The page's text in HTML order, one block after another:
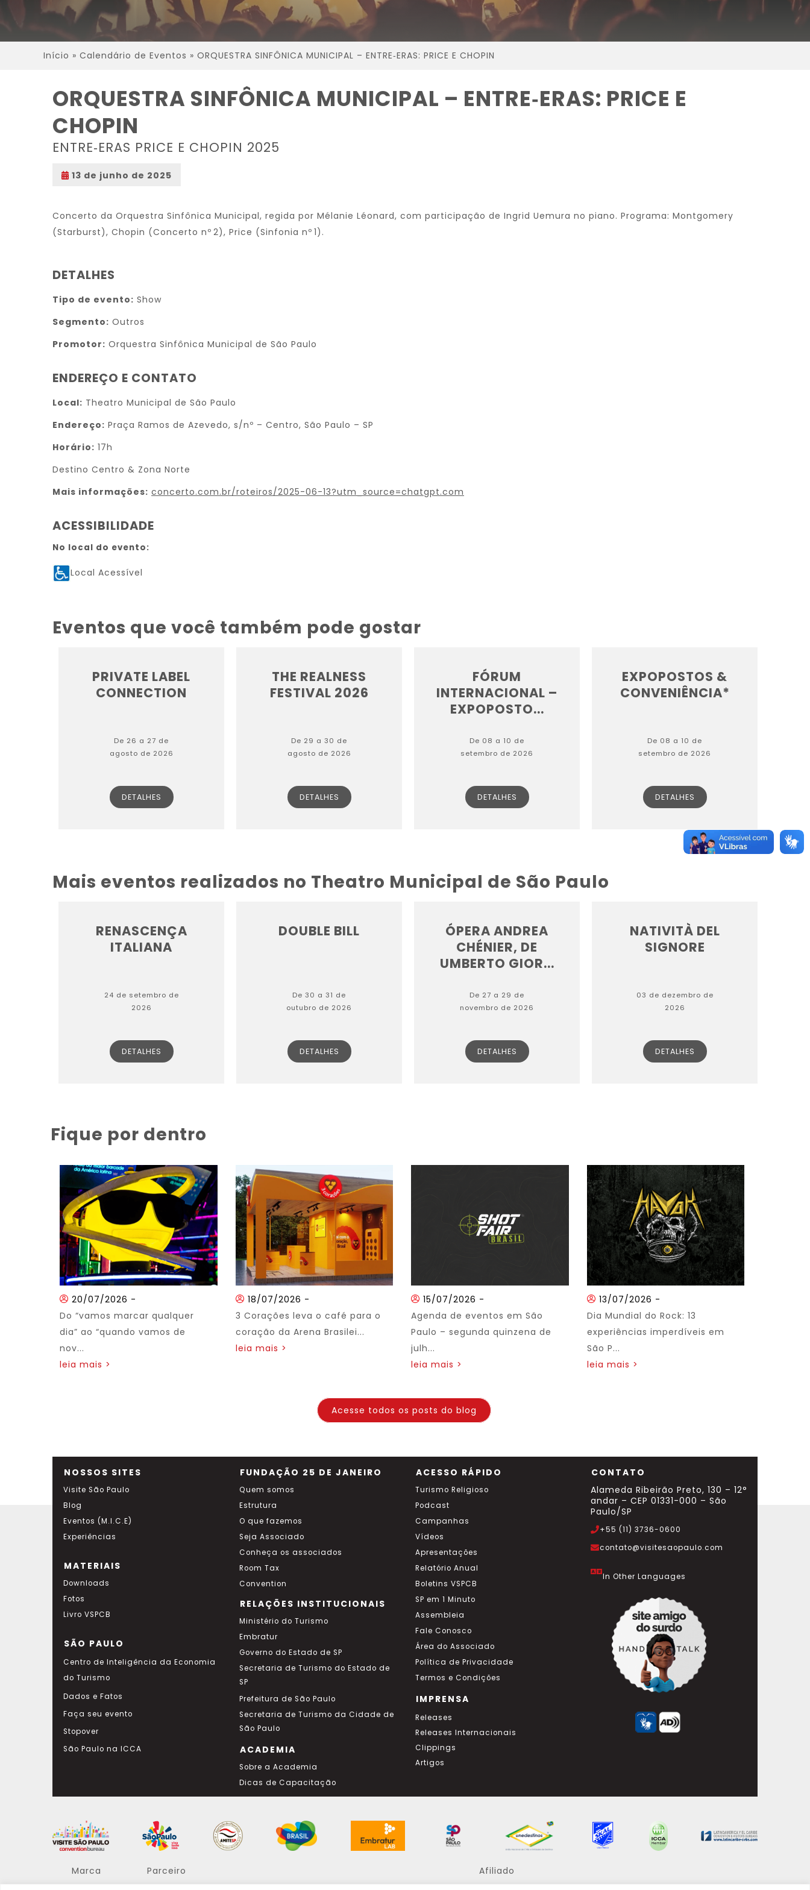
Início » Calendário de Eventos » ORQUESTRA SINFÔNICA MUNICIPAL – ENTRE‑ERAS: PRICE E CHOPIN
ORQUESTRA SINFÔNICA MUNICIPAL – ENTRE‑ERAS: PRICE E
CHOPIN
ENTRE‑ERAS PRICE E CHOPIN 2025
13 de junho de 2025
Concerto da Orquestra Sinfônica Municipal, regida por Mélanie Léonard, com participação de Ingrid Uemura no piano. Programa: Montgomery
(Starburst), Chopin (Concerto nº 2), Price (Sinfonia nº 1).
DETALHES
Tipo de evento: Show
Segmento: Outros
Promotor: Orquestra Sinfônica Municipal de São Paulo
ENDEREÇO E CONTATO
Local: Theatro Municipal de São Paulo
Endereço: Praça Ramos de Azevedo, s/nº – Centro, São Paulo – SP
Horário: 17h
Destino Centro & Zona Norte
Mais informações: concerto.com.br/roteiros/2025-06-13?utm_source=chatgpt.com
ACESSIBILIDADE
No local do evento:
Local Acessível
Eventos que você também pode gostar
PRIVATE LABEL
CONNECTION
De 26 a 27 de
agosto de 2026
DETALHES
THE REALNESS
FESTIVAL 2026
De 29 a 30 de
agosto de 2026
DETALHES
FÓRUM
INTERNACIONAL –
EXPOPOSTO...
De 08 a 10 de
setembro de 2026
DETALHES
EXPOPOSTOS &
CONVENIÊNCIA*
De 08 a 10 de
setembro de 2026
DETALHES
Mais eventos realizados no Theatro Municipal de São Paulo
RENASCENÇA
ITALIANA
24 de setembro de
2026
DETALHES
DOUBLE BILL
De 30 a 31 de
outubro de 2026
DETALHES
ÓPERA ANDREA
CHÉNIER, DE
UMBERTO GIOR...
De 27 a 29 de
novembro de 2026
DETALHES
NATIVITÀ DEL
SIGNORE
03 de dezembro de
2026
DETALHES
Fique por dentro
20/07/2026 -
Do “vamos marcar qualquer
dia” ao “quando vamos de
nov...
leia mais >
18/07/2026 -
3 Corações leva o café para o
coração da Arena Brasilei...
leia mais >
15/07/2026 -
Agenda de eventos em São
Paulo – segunda quinzena de
julh...
leia mais >
13/07/2026 -
Dia Mundial do Rock: 13
experiências imperdíveis em
São P...
leia mais >
Acesse todos os posts do blog
NOSSOS SITES
Visite São Paulo
Blog
Eventos (M.I.C.E)
Experiências
MATERIAIS
Downloads
Fotos
Livro VSPCB
SÃO PAULO
Centro de Inteligência da Economia
do Turismo
Dados e Fatos
Faça seu evento
Stopover
São Paulo na ICCA
FUNDAÇÃO 25 DE JANEIRO
Quem somos
Estrutura
O que fazemos
Seja Associado
Conheça os associados
Room Tax
Convention
RELAÇÕES INSTITUCIONAIS
Ministério do Turismo
Embratur
Governo do Estado de SP
Secretaria de Turismo do Estado de
SP
Prefeitura de São Paulo
Secretaria de Turismo da Cidade de
São Paulo
ACADEMIA
Sobre a Academia
Dicas de Capacitação
ACESSO RÁPIDO
Turismo Religioso
Podcast
Campanhas
Vídeos
Apresentações
Relatório Anual
Boletins VSPCB
SP em 1 Minuto
Assembleia
Fale Conosco
Área do Associado
Política de Privacidade
Termos e Condições
IMPRENSA
Releases
Releases Internacionais
Clippings
Artigos
CONTATO
Alameda Ribeirão Preto, 130 – 12°
andar – CEP 01331-000 – São
Paulo/SP
+55 (11) 3736-0600
contato@visitesaopaulo.com
In Other Languages
Marca Parceiro Afiliado